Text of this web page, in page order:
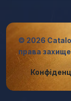
© 2026
права